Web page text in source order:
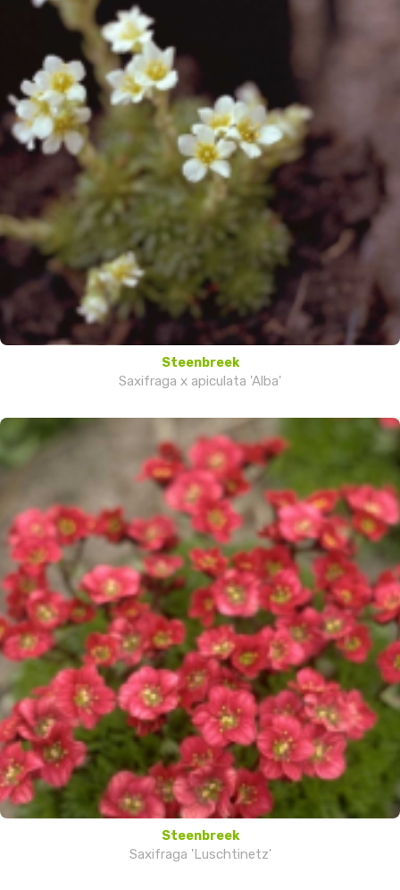
Steenbreek
Saxifraga x apiculata 'Alba'
Steenbreek
Saxifraga 'Luschtinetz'